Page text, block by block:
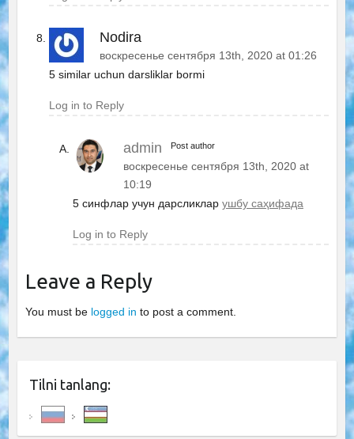
Nodira
воскресенье сентября 13th, 2020 at 01:26
5 similar uchun darsliklar bormi
Log in to Reply
admin Post author
воскресенье сентября 13th, 2020 at
10:19
5 синфлар учун дарсликлар ушбу саҳифада
Log in to Reply
Leave a Reply
You must be logged in to post a comment.
Tilni tanlang: